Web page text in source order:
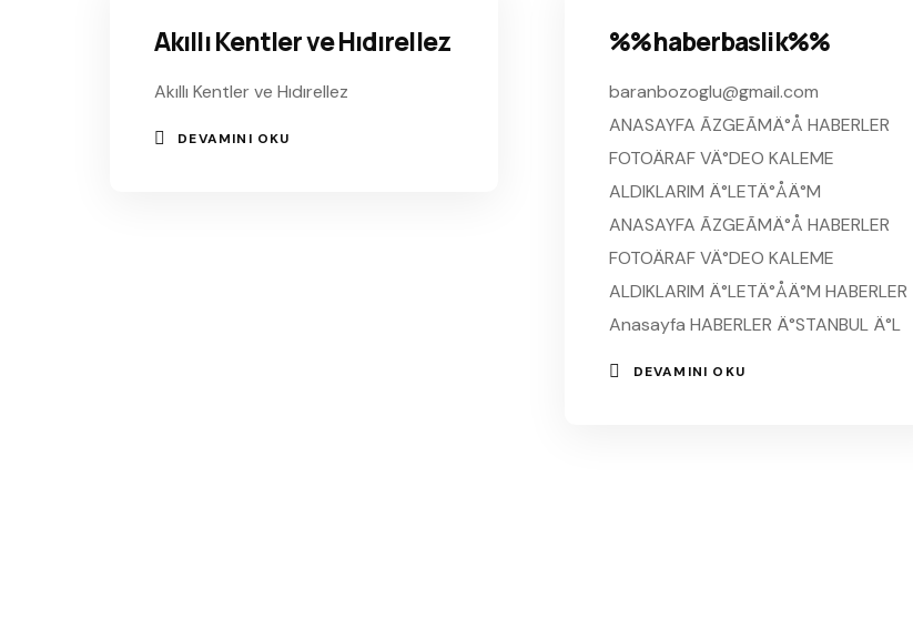
Akıllı Kentler ve Hıdırellez
Akıllı Kentler ve Hıdırellez
DEVAMINI OKU
%%haberbaslik%%
baranbozoglu@gmail.com
ANASAYFA ÃZGEÃMÄ°Å HABERLER
FOTOÄRAF VÄ°DEO KALEME
ALDIKLARIM Ä°LETÄ°ÅÄ°M
ANASAYFA ÃZGEÃMÄ°Å HABERLER
FOTOÄRAF VÄ°DEO KALEME
ALDIKLARIM Ä°LETÄ°ÅÄ°M HABERLER
Anasayfa HABERLER Ä°STANBUL Ä°L
DEVAMINI OKU